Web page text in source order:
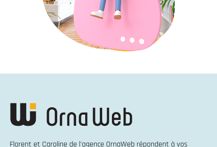
Florent et Caroline de l'agence OrnaWeb répondent à vos